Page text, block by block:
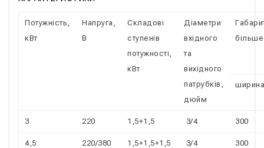
Потужність,
кВт
Напруга,
В
Складові
ступенів
потужності,
кВт
Діаметри
вхідного
та
вихідного
патрубків,
дюйм
ширина
3 220 1,5+1,5 3/4 300
4,5 220/380 1,5+1,5+1,5 3/4 300